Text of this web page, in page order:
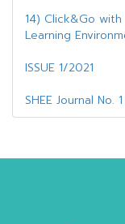
14) Click&Go
Learning
ISSUE 1/2021
SHEE Journal No.